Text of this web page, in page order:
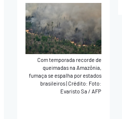
Com temporada recorde de
queimadas na Amazônia,
fumaça se espalha por estados
brasileiros|Crédito: Foto:
Evaristo Sa / AFP